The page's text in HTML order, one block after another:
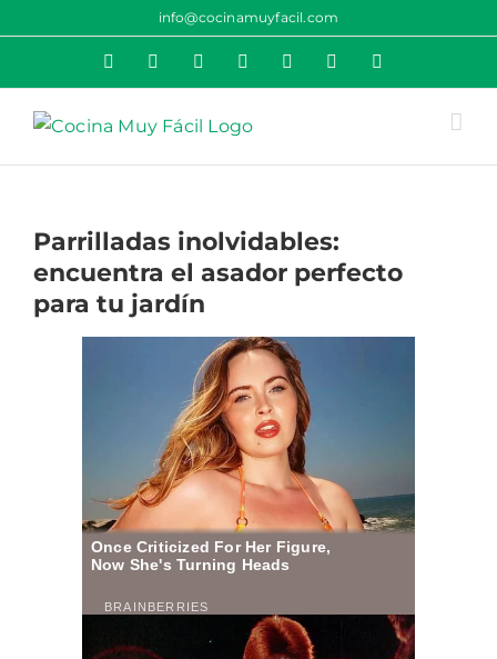
info@cocinamuyfacil.com
Correo YouTubePinterestInstagram
Parrilladas inolvidables:
encuentra el asador perfecto
para tu jardín